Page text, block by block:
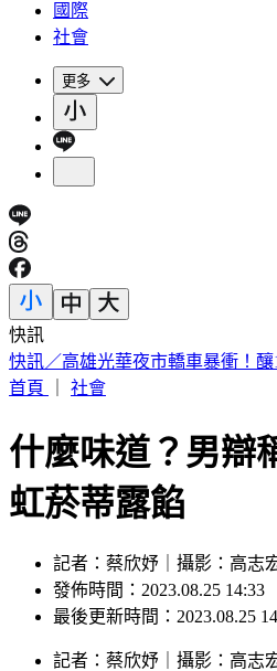
國際
社會
更多
快訊
即時新聞快報！ 立即下載TVBS
首頁
社會
什麼味道？男
虹菸蒂露餡
記者：蔡欣妤｜攝影：高志
發佈時間：2023.08.25 14:33
最後更新時間：2023.08.25
記者 ： 蔡欣妤 攝影 ： 高志